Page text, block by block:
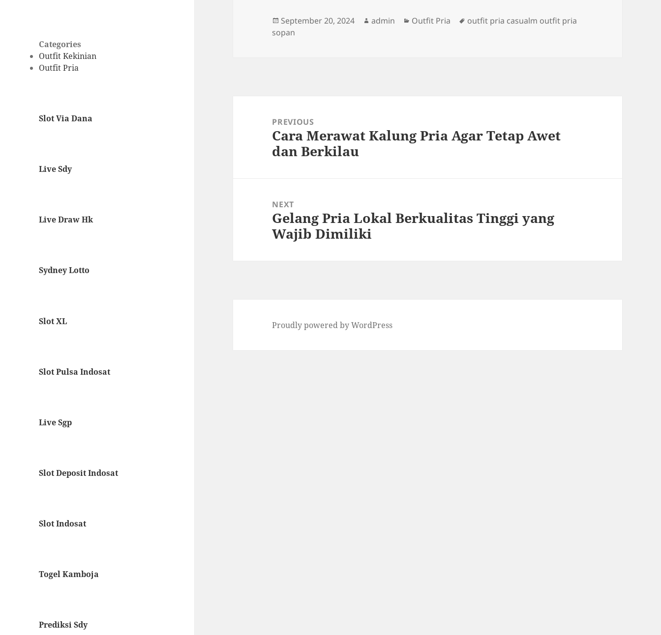
Categories
Outfit Kekinian
Outfit Pria
Slot Via Dana
Live Sdy
Live Draw Hk
Sydney Lotto
Slot XL
Slot Pulsa Indosat
Live Sgp
Slot Deposit Indosat
Slot Indosat
Togel Kamboja
Prediksi Sdy
Posted
on
September 20, 2024 Author
admin Categories
Outfit Pria Tags
outfit pria casualm outfit pria
sopan
navigationPREVIOUS
Previous
post:
Cara Merawat Kalung Pria Agar Tetap Awet
dan Berkilau
NEXT
Next
post:
Gelang Pria Lokal Berkualitas Tinggi yang
Wajib Dimiliki
Proudly powered by WordPress